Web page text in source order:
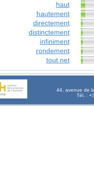
haut
hautement
directement
distinctement
infiniment
rondement
tout net
44, avenue de
Tél. :